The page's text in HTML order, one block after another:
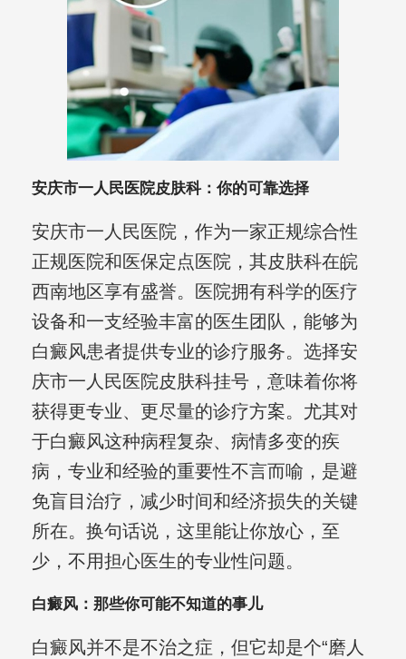
安庆市一人民医院皮肤科：你的可靠选择
安庆市一人民医院，作为一家正规综合性
正规医院和医保定点医院，其皮肤科在皖
西南地区享有盛誉。医院拥有科学的医疗
设备和一支经验丰富的医生团队，能够为
白癜风患者提供专业的诊疗服务。选择安
庆市一人民医院皮肤科挂号，意味着你将
获得更专业、更尽量的诊疗方案。尤其对
于白癜风这种病程复杂、病情多变的疾
病，专业和经验的重要性不言而喻，是避
免盲目治疗，减少时间和经济损失的关键
所在。换句话说，这里能让你放心，至
少，不用担心医生的专业性问题。
白癜风：那些你可能不知道的事儿
白癜风并不是不治之症，但它却是个“磨人